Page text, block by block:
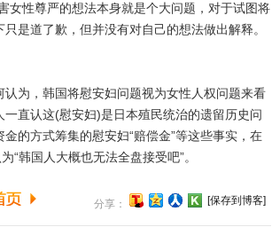
性尊严的想法本身就是个大问题，对于试图将
是道了歉，但并没有对自己的想法做出解释。
为，韩国将慰安妇问题视为女性人权问题来看
直认这(慰安妇)是日本殖民统治的遗留历史问
的方式筹集的慰安妇“赔偿金”等这些事实，在
“韩国人大概也无法全盘接受吧”。
分享： [保存到博客]